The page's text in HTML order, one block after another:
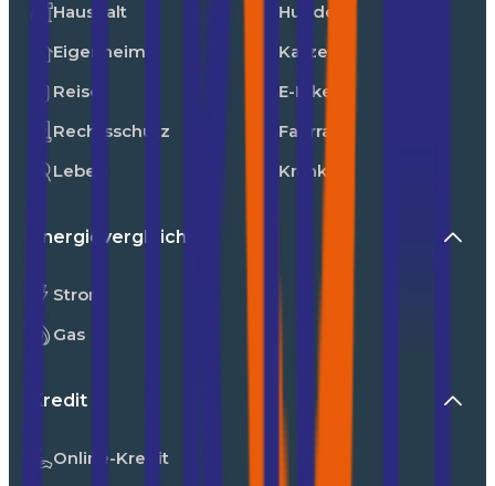
Haushalt
Eigenheim
Reise
Rechtsschutz
Leben
Hunde
Katzen
E-Bike
Fahrrad
Kranken
Energievergleiche
Strom
Gas
Kredit
Online-Kredit